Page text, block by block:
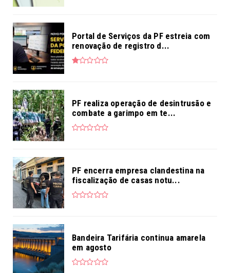
Portal de Serviços da PF estreia com
renovação de registro d...
PF realiza operação de desintrusão e
combate a garimpo em te...
PF encerra empresa clandestina na
fiscalização de casas notu...
Bandeira Tarifária continua amarela
em agosto